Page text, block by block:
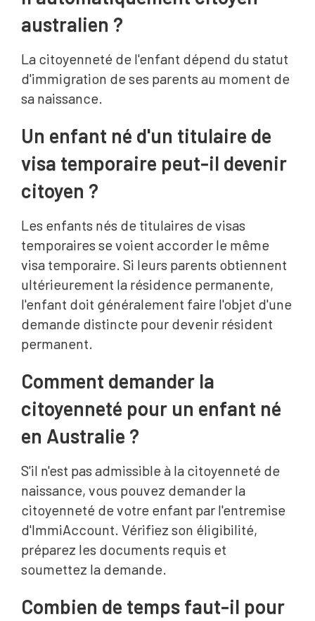
australien ?
La citoyenneté de l'enfant dépend du statut
d'immigration de ses parents au moment de
sa naissance.
Un enfant né d'un titulaire de
visa temporaire peut-il devenir
citoyen ?
Les enfants nés de titulaires de visas
temporaires se voient accorder le même
visa temporaire. Si leurs parents obtiennent
ultérieurement la résidence permanente,
l'enfant doit généralement faire l'objet d'une
demande distincte pour devenir résident
permanent.
Comment demander la
citoyenneté pour un enfant né
en Australie ?
S'il n'est pas admissible à la citoyenneté de
naissance, vous pouvez demander la
citoyenneté de votre enfant par l'entremise
d'ImmiAccount. Vérifiez son éligibilité,
préparez les documents requis et
soumettez la demande.
Combien de temps faut-il pour